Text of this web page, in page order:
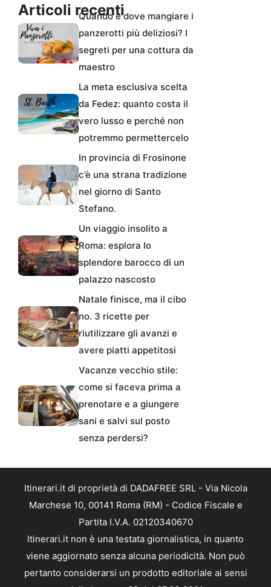
Articoli recentiQuando e dove mangiare i
panzerotti più deliziosi? I
segreti per una cottura da
maestro
La meta esclusiva scelta
da Fedez: quanto costa il
vero lusso e perché non
potremmo permettercelo
In provincia di Frosinone
c’è una strana tradizione
nel giorno di Santo
Stefano.
Un viaggio insolito a
Roma: esplora lo
splendore barocco di un
palazzo nascosto
Natale finisce, ma il cibo
no. 3 ricette per
riutilizzare gli avanzi e
avere piatti appetitosi
Vacanze vecchio stile:
come si faceva prima a
prenotare e a giungere
sani e salvi sul posto
senza perdersi?
Itinerari.it di proprietà di DADAFREE SRL - Via Nicola
Marchese 10, 00141 Roma (RM) - Codice Fiscale e
Partita I.V.A. 02120340670
Itinerari.it non è una testata giornalistica, in quanto
viene aggiornato senza alcuna periodicità. Non può
pertanto considerarsi un prodotto editoriale ai sensi